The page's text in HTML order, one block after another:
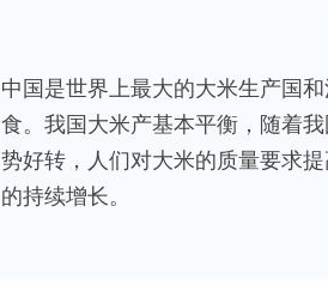
中国是世界上最大的大米生产国
食。我国大米产基本平衡，随着
势好转，人们对大米的质量要求
的持续增长。